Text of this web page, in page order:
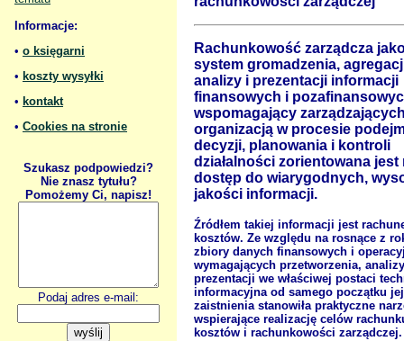
Informacje:
• o księgarni
• koszty wysyłki
• kontakt
• Cookies na stronie
Szukasz podpowiedzi?
Nie znasz tytułu?
Pomożemy Ci, napisz!
Podaj adres e-mail:
Rachunkowość zarządcza
system gromadzenia,
analizy i prezentacji informacji
finansowych i
wspomagający
organizacją w procesie
decyzji, planowania i kontroli
działalności zorientowana jest
dostęp do wiarygodnych,
jakości informacji.
Źródłem takiej informacji jest
kosztów. Ze względu na rosnące z
zbiory danych finansowych i
wymagających przetworzenia,
prezentacji we właściwej postaci
informacyjna od samego początku jej
zaistnienia stanowiła praktyczne
wspierające realizację celów
kosztów i rachunkowości zarządczej.